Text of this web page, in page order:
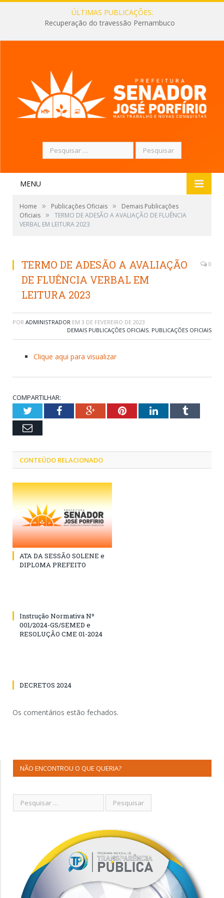
ÚLTIMAS PUBLICAÇÕES:
Recuperação do travessão Pernambuco
Pesquisar
por:
MENU
Home » Publicações Oficiais »
Demais Publicações
Oficiais »
TERMO DE ADESÃO A AVALIAÇÃO DE FLUÊNCIA
VERBAL EM LEITURA 2023
TERMO DE ADESÃO A AVALIAÇÃO
DE FLUÊNCIA VERBAL EM
LEITURA 2023
0
POR ADMINISTRADOR EM 3 DE FEVEREIRO DE 2023
DEMAIS PUBLICAÇÕES OFICIAIS, PUBLICAÇÕES OFICIAIS
Clique aqui para visualizar
COMPARTILHAR:
TwitterFacebookGoogle+PinterestLinkedInTumblr
Email
CONTEÚDO RELACIONADO
ATA DA SESSÃO SOLENE e
DIPLOMA PREFEITO
Instrução Normativa Nº
001/2024-GS/SEMED e
RESOLUÇÃO CME 01-2024
DECRETOS 2024
Os comentários estão fechados.
NÃO ENCONTROU O QUE QUERIA?